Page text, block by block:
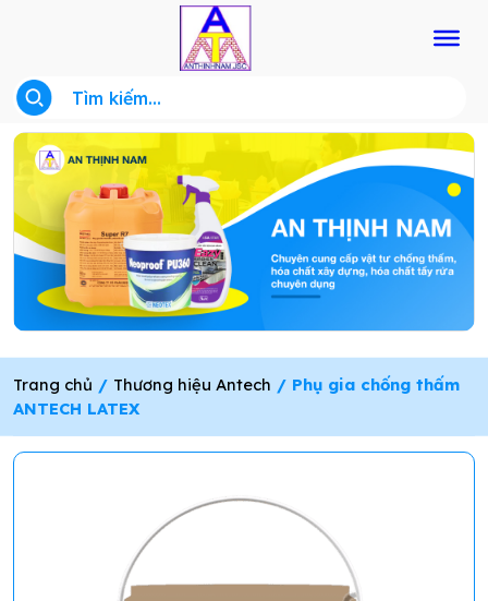
Trang chủ / Thương hiệu Antech / Phụ gia chống thấm
ANTECH LATEX